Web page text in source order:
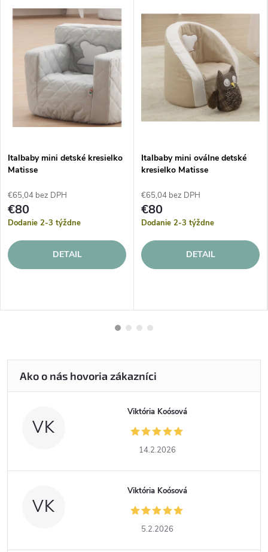
Italbaby mini detské kresielko
Matisse
€65,04 bez DPH
€80
Dodanie 2-3 týždne
DETAIL
Italbaby mini oválne detské
kresielko Matisse
€65,04 bez DPH
€80
Dodanie 2-3 týždne
DETAIL
VK
Viktória Koósová
14.2.2026
VK
Viktória Koósová
5.2.2026